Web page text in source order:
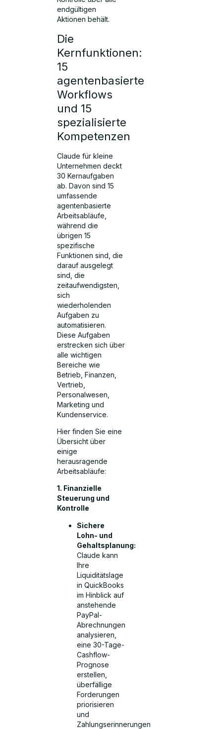
endgültigen
Aktionen behält.
Die
Kernfunktionen:
15
agentenbasierte
Workflows
und 15
spezialisierte
Kompetenzen
Claude für kleine
Unternehmen deckt
30 Kernaufgaben
ab. Davon sind 15
umfassende
agentenbasierte
Arbeitsabläufe,
während die
übrigen 15
spezifische
Funktionen sind, die
darauf ausgelegt
sind, die
zeitaufwendigsten,
sich
wiederholenden
Aufgaben zu
automatisieren.
Diese Aufgaben
erstrecken sich über
alle wichtigen
Bereiche wie
Betrieb, Finanzen,
Vertrieb,
Personalwesen,
Marketing und
Kundenservice.
Hier finden Sie eine
Übersicht über
einige
herausragende
Arbeitsabläufe:
1. Finanzielle
Steuerung und
Kontrolle
Sichere
Lohn- und
Gehaltsplanung:
Claude kann
Ihre
Liquiditätslage
in QuickBooks
im Hinblick auf
anstehende
PayPal-
Abrechnungen
analysieren,
eine 30-Tage-
Cashflow-
Prognose
erstellen,
überfällige
Forderungen
priorisieren
und
Zahlungserinnerungen